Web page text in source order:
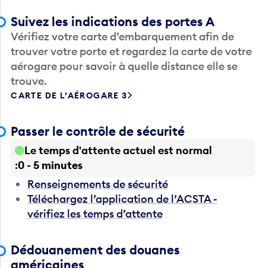
Suivez les indications des portes A
Vérifiez votre carte d’embarquement afin de
trouver votre porte et regardez la carte de votre
aérogare pour savoir à quelle distance elle se
trouve.
CARTE DE L’AÉROGARE 3
Passer le contrôle de sécurité
Le temps d'attente actuel est normal
0 - 5 minutes
Renseignements de sécurité
Téléchargez l’application de l’ACSTA -
vérifiez les temps d’attente
Dédouanement des douanes